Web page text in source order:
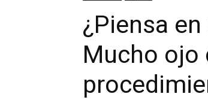
¿Piensa
Mucho ojo